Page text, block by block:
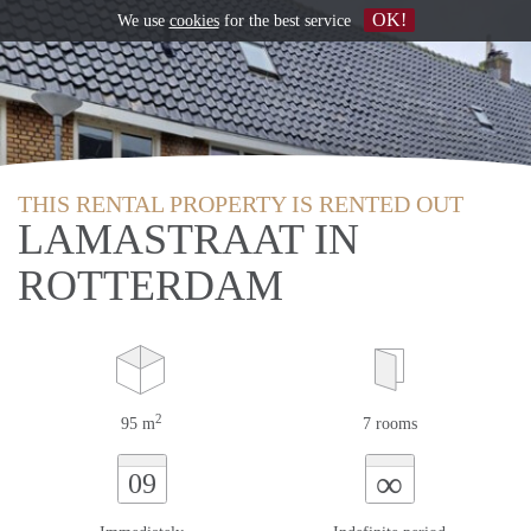
THIS RENTAL PROPERTY IS RENTED OUT
LAMASTRAAT IN
ROTTERDAM
95 m2 7 rooms
09 ∞
We use cookiesfor the best service OK!